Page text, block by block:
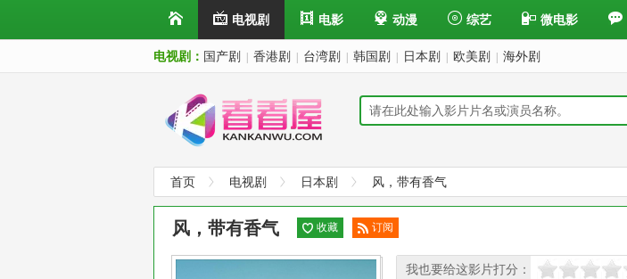
电视剧 电影 动漫 综艺 微电影
电视剧： 国产剧 香港剧 台湾剧 韩国剧 日本剧 欧美剧 海外剧
首页 电视剧 日本剧 风，带有香气
风，带有香气 收藏
订阅
我也要给这影片打分：
很差较差 还行推荐 力荐